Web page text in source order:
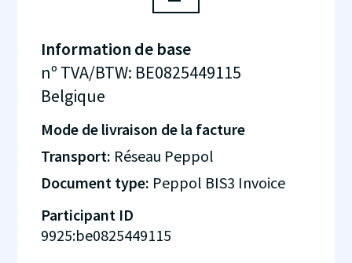
Information de base
nº TVA/BTW: BE0825449115
Belgique
Mode de livraison de la facture
Transport: Réseau Peppol
Document type: Peppol BIS3 Invoice
Participant ID
9925:be0825449115